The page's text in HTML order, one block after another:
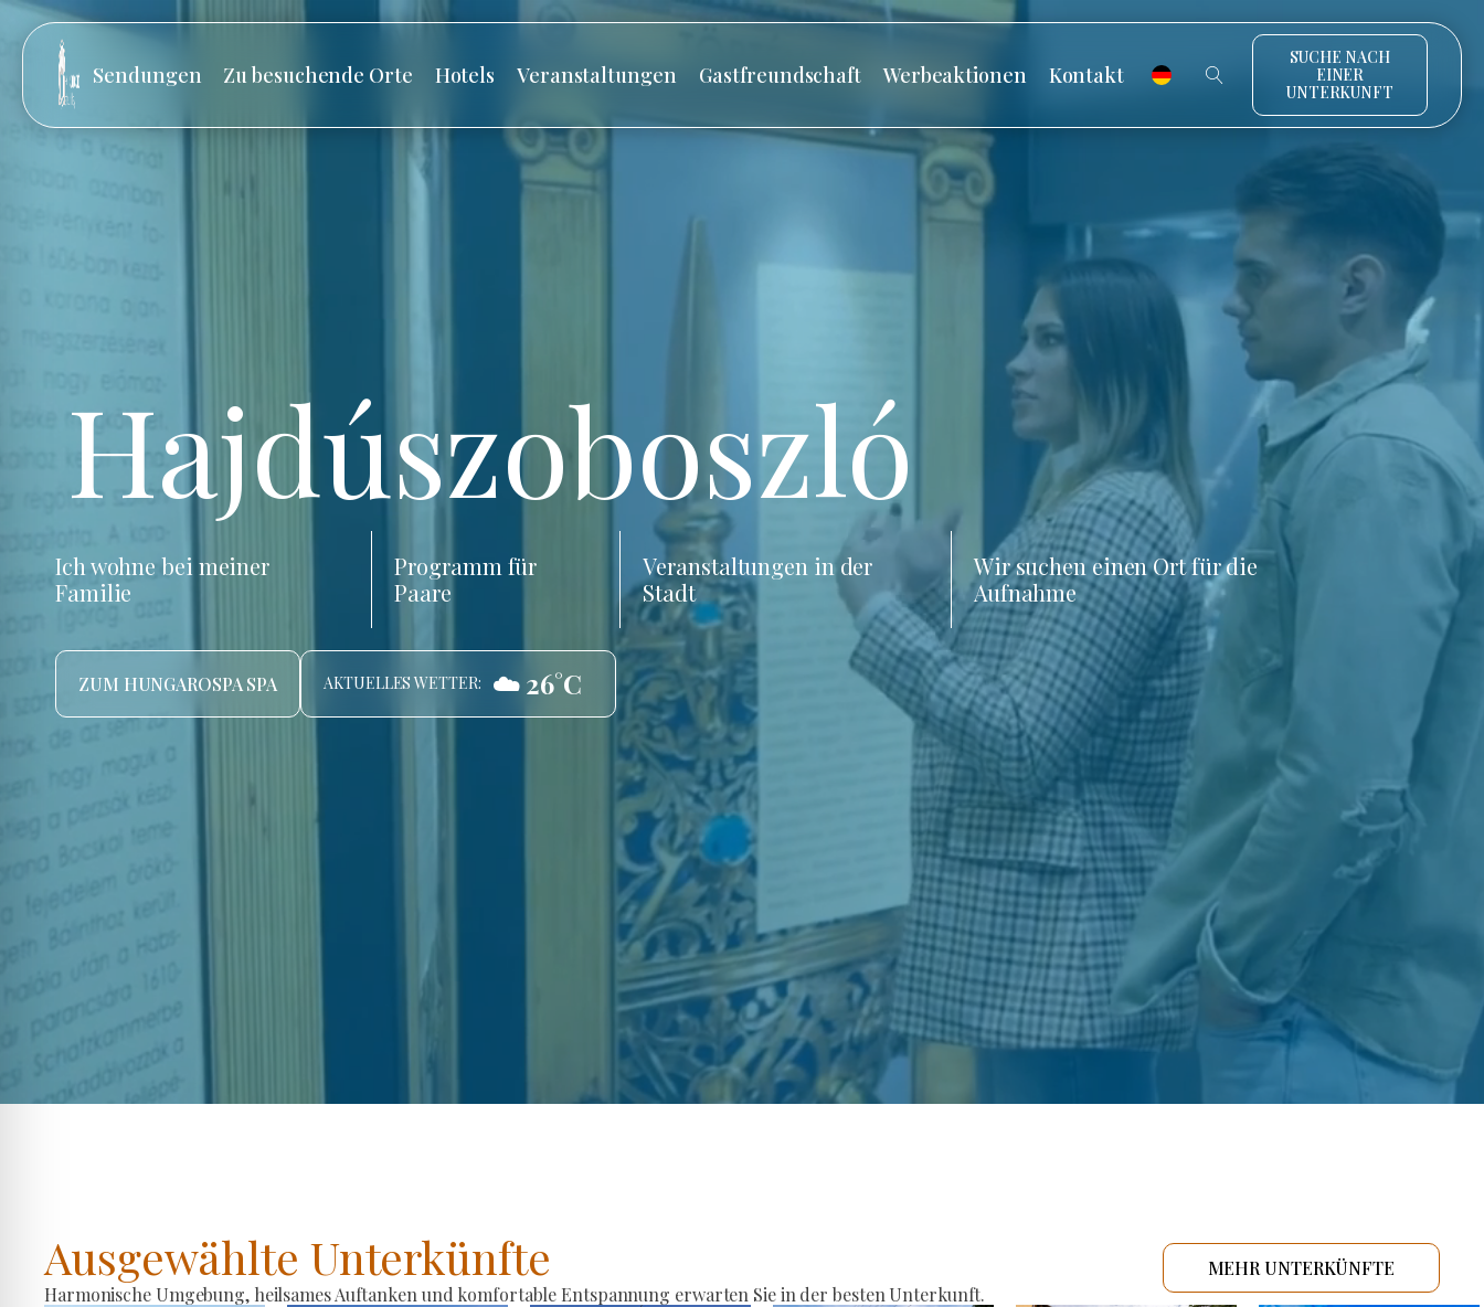
Sendungen Zu besuchende Orte Hotels Veranstaltungen Gastfreundschaft Werbeaktionen Kontakt
SUCHE NACH
EINER
UNTERKUNFT
Hajdúszoboszló
Ich wohne bei meiner
Familie
Programm für
Paare
Veranstaltungen in der
Stadt
Wir suchen einen Ort für die
Aufnahme
ZUM HUNGAROSPA SPA AKTUELLES WETTER: ☁️ 26°C
Ausgewählte Unterkünfte
Harmonische Umgebung, heilsames Auftanken und komfortable Entspannung erwarten Sie in der besten Unterkunft.
MEHR UNTERKÜNFTE